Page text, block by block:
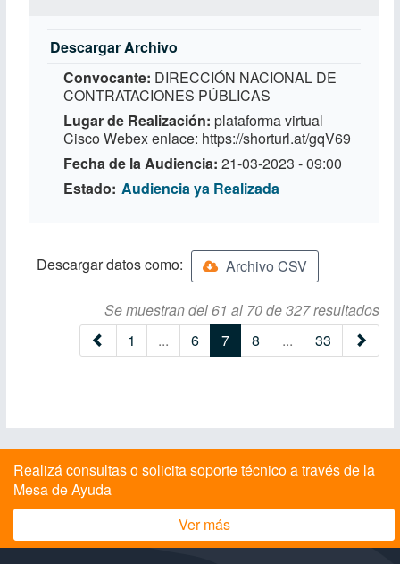
Descargar Archivo
Convocante DIRECCIÓN NACIONAL DE
CONTRATACIONES PÚBLICAS
Lugar de Realización plataforma virtual
Cisco Webex enlace: https://shorturl.at/gqV69
Fecha de la Audiencia 21-03-2023 - 09:00
Estado Audiencia ya Realizada
Descargar datos como: Archivo CSV
Se muestran del 61 al 70 de 327 resultados
1
... 6 7(current)
8 ... 33
Realizá consultas o solicita soporte técnico a través de la
Mesa de Ayuda
Ver más